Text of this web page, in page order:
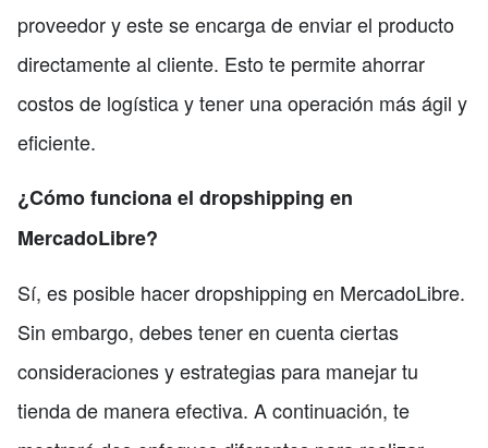
proveedor y este se encarga de enviar el producto
directamente al cliente. Esto te permite ahorrar
costos de logística y tener una operación más ágil y
eficiente.
¿Cómo funciona el dropshipping en
MercadoLibre?
Sí, es posible hacer dropshipping en MercadoLibre.
Sin embargo, debes tener en cuenta ciertas
consideraciones y estrategias para manejar tu
tienda de manera efectiva. A continuación, te